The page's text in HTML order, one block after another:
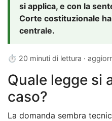
si applica, e con la
Corte costituzionale
centrale.
⏱ 20 minuti di lettura ·
Quale legge si
caso?
La domanda sembra